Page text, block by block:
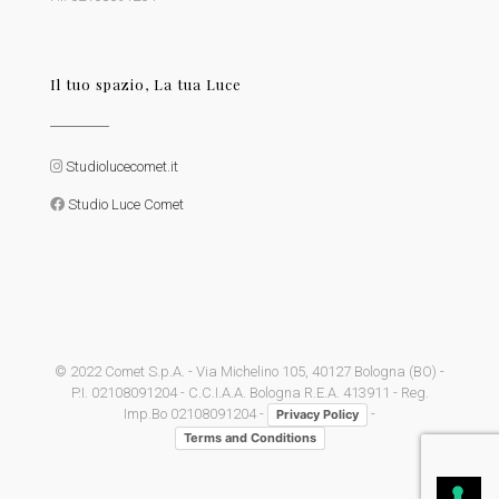
Il tuo spazio, La tua Luce
Studiolucecomet.it
Studio Luce Comet
© 2022 Comet S.p.A. - Via Michelino 105, 40127 Bologna (BO) -
P.I. 02108091204 - C.C.I.A.A. Bologna R.E.A. 413911 - Reg.
Imp.Bo 02108091204 -
Privacy Policy -
Terms and Conditions